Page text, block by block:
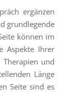
ergänzen
grundlegende
können im
Aspekte Ihrer
und
Länge
Seite sind es